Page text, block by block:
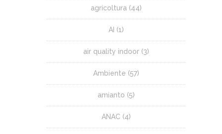
agricoltura (44)
AI (1)
air quality indoor(3)
Ambiente (57)
amianto (5)
ANAC (4)